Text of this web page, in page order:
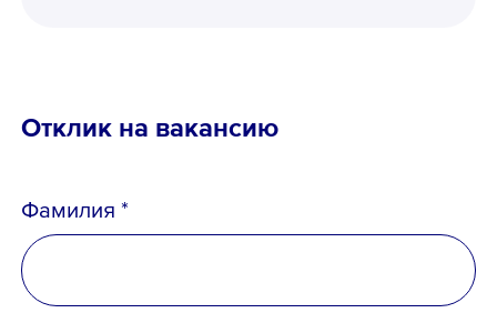
Отклик на вакансию
Фамилия *